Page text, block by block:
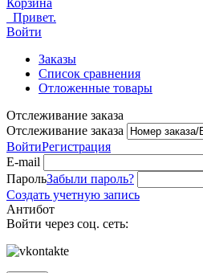
Корзина
Привет.
Войти
Заказы
Список сравнения
Отложенные товары
Отслеживание заказа
Отслеживание заказа
ВойтиРегистрация
E-mail
ПарольЗабыли пароль?
Создать учетную запись
Антибот
Войти через соц. сеть: